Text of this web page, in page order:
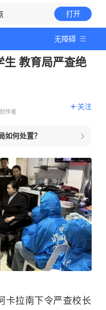
打开
无障碍
生 教育局严查绝
作者
关注
如何处置？
卡拉南下令严查校长